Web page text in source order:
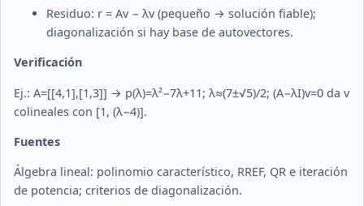
Residuo: r = Av − λv (pequeño → solución fiable);
diagonalización si hay base de autovectores.
Verificación
Ej.: A=[[4,1],[1,3]] → p(λ)=λ²−7λ+11; λ≈(7±√5)/2; (A−λI)v=0 da v
colineales con [1, (λ−4)].
Fuentes
Álgebra lineal: polinomio característico, RREF, QR e iteración
de potencia; criterios de diagonalización.